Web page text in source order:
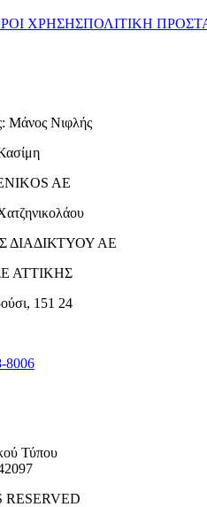
ΧΡΗΣΗΣΠΟΛΙΤΙΚΗ
Μάνος Νιφλής
AE
ΔΙΑΔΙΚΤΥΟΥ ΑΕ
ΑΤΤΙΚΗΣ
151 24
8006
Τύπου